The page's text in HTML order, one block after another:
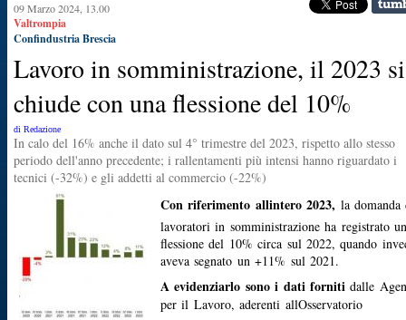
09 Marzo 2024, 13.00
Valtrompia
Confindustria Brescia
Lavoro in somministrazione, il 2023 si
chiude con una flessione del 10%
di Redazione
In calo del 16% anche il dato sul 4° trimestre del 2023, rispetto allo stesso
periodo dell'anno precedente; i rallentamenti più intensi hanno riguardato i
tecnici (-32%) e gli addetti al commercio (-22%)
Con riferimento allintero 2023, la domanda
lavoratori in somministrazione ha registrato
flessione del 10% circa sul 2022, quando
aveva segnato un +11% sul 2021.
A evidenziarlo sono i dati forniti dalle
per il Lavoro, aderenti allOsservatorio